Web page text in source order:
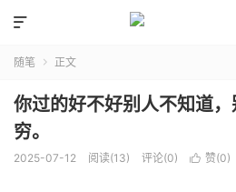

随笔  正文
你过的好不好别人不知道
穷。
2025-07-12 阅读(13) 评论(0)  赞(0)